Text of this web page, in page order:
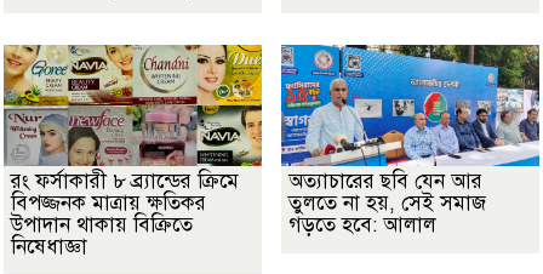
রং ফর্সাকারী ৮ ব্র্যান্ডের ক্রিমে
বিপজ্জনক মাত্রায় ক্ষতিকর
উপাদান থাকায় বিক্রিতে
নিষেধাজ্ঞা
অত্যাচারের ছবি যেন আর
তুলতে না হয়, সেই সমাজ
গড়তে হবে: আলাল